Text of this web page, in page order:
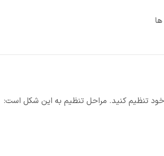
خود تنظیم کنید. مراحل تنظیم به این شکل است: